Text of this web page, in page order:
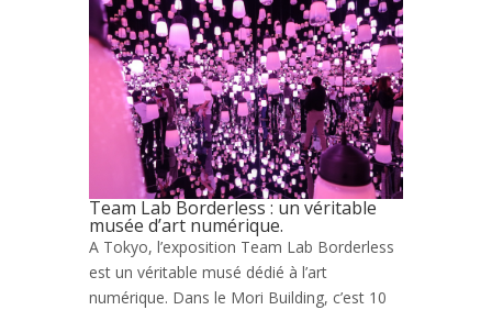
Team Lab Borderless : un véritable
musée d’art numérique.
A Tokyo, l’exposition Team Lab Borderless
est un véritable musé dédié à l’art
numérique. Dans le Mori Building, c’est 10